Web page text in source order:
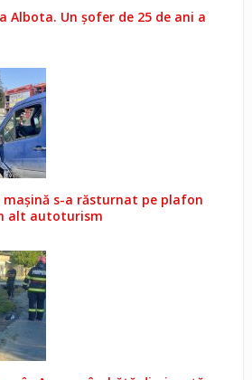
Albota. Un șofer de 25 de ani a
mașină s-a răsturnat pe plafon
alt autoturism